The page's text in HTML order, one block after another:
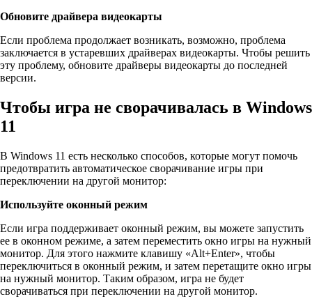
Обновите драйвера видеокарты
Если проблема продолжает возникать, возможно, проблема
заключается в устаревших драйверах видеокарты. Чтобы решить
эту проблему, обновите драйверы видеокарты до последней
версии.
Чтобы игра не сворачивалась в Windows
11
В Windows 11 есть несколько способов, которые могут помочь
предотвратить автоматическое сворачивание игры при
переключении на другой монитор:
Используйте оконный режим
Если игра поддерживает оконный режим, вы можете запустить
ее в оконном режиме, а затем переместить окно игры на нужный
монитор. Для этого нажмите клавишу «Alt+Enter», чтобы
переключиться в оконный режим, и затем перетащите окно игры
на нужный монитор. Таким образом, игра не будет
сворачиваться при переключении на другой монитор.